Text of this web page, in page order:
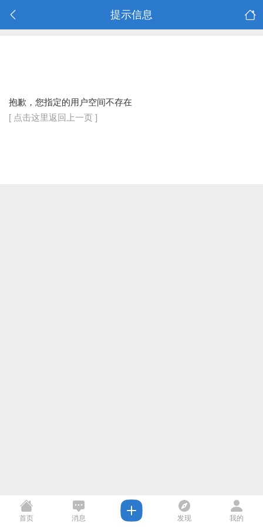
提示信息
抱歉，您指定的用户空间不存在
[ 点击这里返回上一页 ]
首页 消息 发现 我的